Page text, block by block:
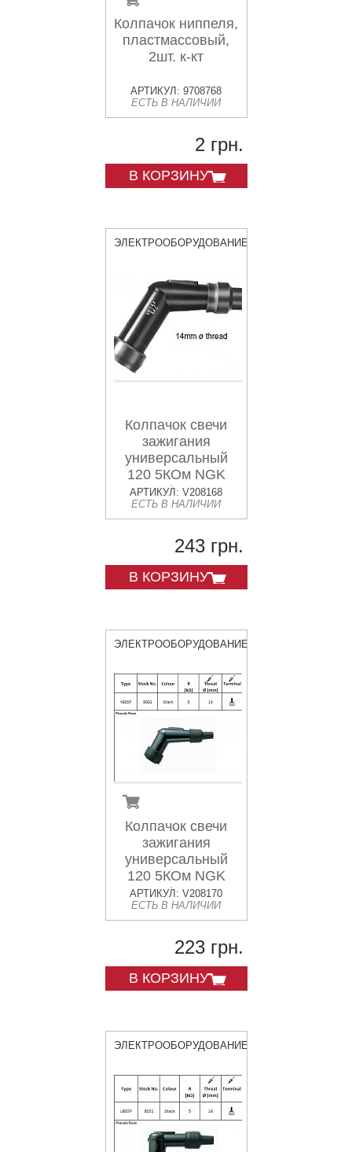
Колпачок ниппеля,
пластмассовый,
2шт. к-кт
АРТИКУЛ: 9708768
ЕСТЬ В НАЛИЧИИ
2 грн.
В КОРЗИНУ
ЭЛЕКТРООБОРУДОВАНИЕ
Колпачок свечи
зажигания
универсальный
120 5КОм NGK
8032 / VB05F
АРТИКУЛ: V208168
ЕСТЬ В НАЛИЧИИ
243 грн.
В КОРЗИНУ
ЭЛЕКТРООБОРУДОВАНИЕ
Колпачок свечи
зажигания
универсальный
120 5КОм NGK
8082 / YB05F
АРТИКУЛ: V208170
ЕСТЬ В НАЛИЧИИ
223 грн.
В КОРЗИНУ
ЭЛЕКТРООБОРУДОВАНИЕ